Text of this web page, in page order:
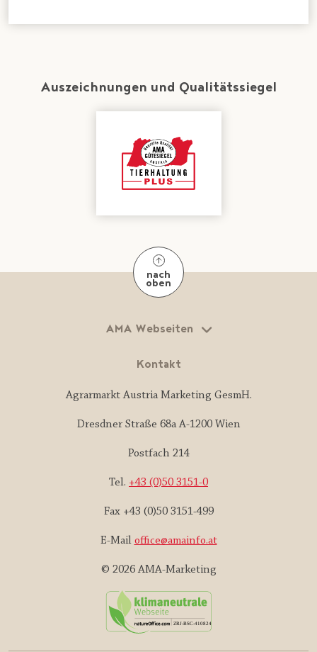
Auszeichnungen und Qualitätssiegel
nach
oben
AMA Webseiten
Kontakt
Agrarmarkt Austria Marketing GesmH.
Dresdner Straße 68a A-1200 Wien
Postfach 214
Tel. +43 (0)50 3151-0
Fax +43 (0)50 3151-499
E-Mail office@amainfo.at
© 2026 AMA-Marketing